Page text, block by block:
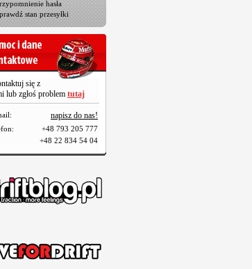
hasła
stan przesyłki
się z
lub zgłoś problem tutaj
napisz do nas!
+48 793 205 777
+48 22 834 54 04